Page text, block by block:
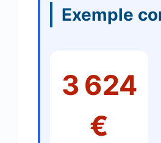
Exemple
3 624
€